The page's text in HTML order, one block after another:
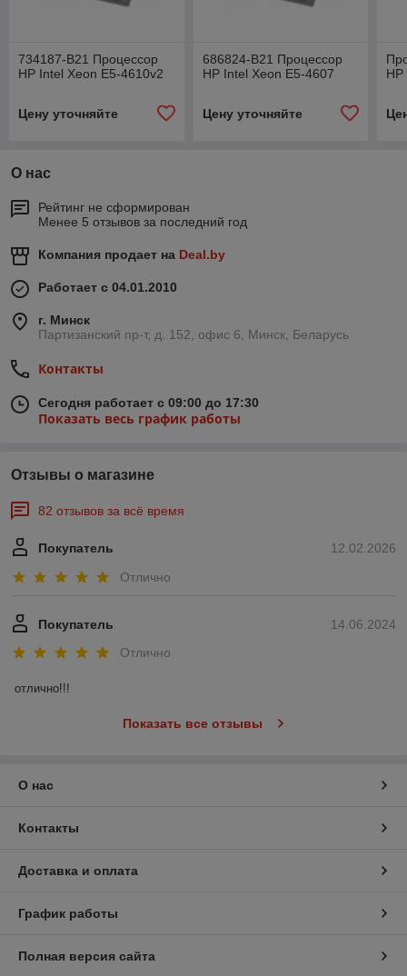
734187-B21 Процессор
HP Intel Xeon E5-4610v2
Цену уточняйте
686824-B21 Процессор
HP Intel Xeon E5-4607
Цену уточняйте
О нас
Рейтинг не сформирован
Менее 5 отзывов за последний год
Компания продает на Deal.by
Работает с 04.01.2010
г. Минск
Партизанский пр-т, д. 152, офис 6, Минск, Беларусь
Контакты
Сегодня работает с 09:00 до 17:30
Показать весь график работы
Отзывы о магазине
82 отзывов за всё время
12.02.2026
Покупатель
Отлично
14.06.2024
Покупатель
Отлично
отлично!!!
Показать все отзывы
О нас
Контакты
Доставка и оплата
График работы
Полная версия сайта